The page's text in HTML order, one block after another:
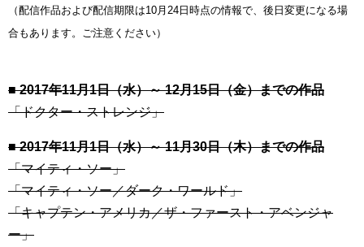
（配信作品および配信期限は10月24日時点の情報で、後日変更になる場
合もあります。ご注意ください）
■ 2017年11月1日（水）～ 12月15日（金）までの作品
「ドクター・ストレンジ」
■ 2017年11月1日（水）～ 11月30日（木）までの作品
「マイティ・ソー」
「マイティ・ソー／ダーク・ワールド」
「キャプテン・アメリカ／ザ・ファースト・アベンジャ
ー」